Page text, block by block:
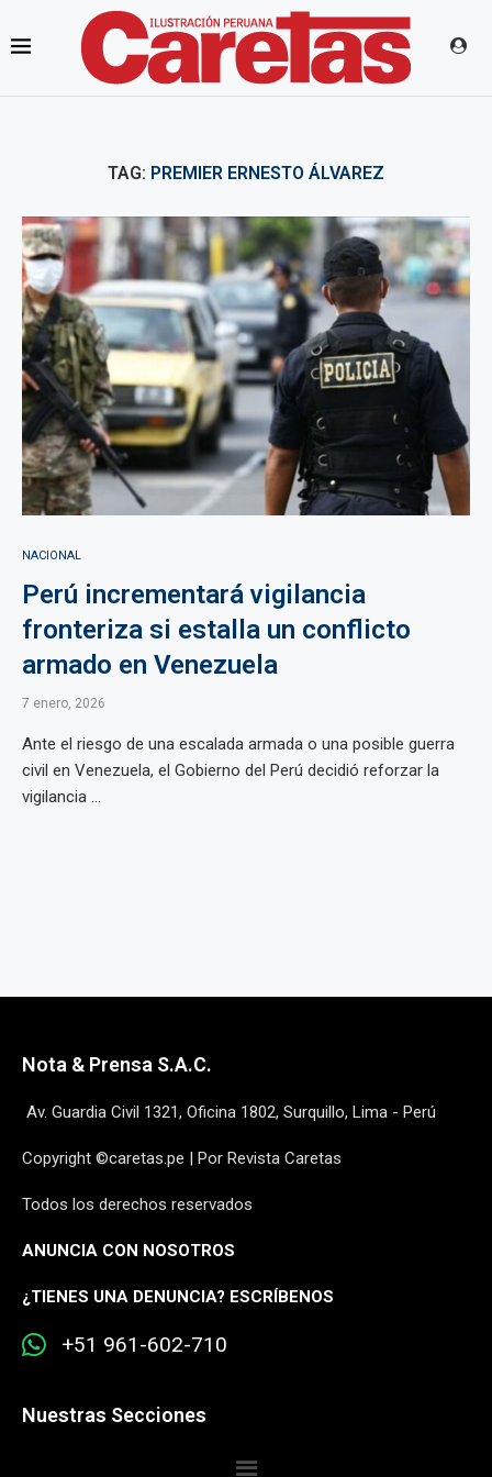
TAG: PREMIER ERNESTO ÁLVAREZ
NACIONAL
Perú incrementará vigilancia
fronteriza si estalla un conflicto
armado en Venezuela
7 enero, 2026
Ante el riesgo de una escalada armada o una posible guerra
civil en Venezuela, el Gobierno del Perú decidió reforzar la
vigilancia ...
Nota & Prensa S.A.C.
Av. Guardia Civil 1321, Oficina 1802, Surquillo, Lima - Perú
Copyright ©caretas.pe | Por Revista Caretas
Todos los derechos reservados
ANUNCIA CON NOSOTROS
¿TIENES UNA DENUNCIA? ESCRÍBENOS
+51 961-602-710
Nuestras Secciones